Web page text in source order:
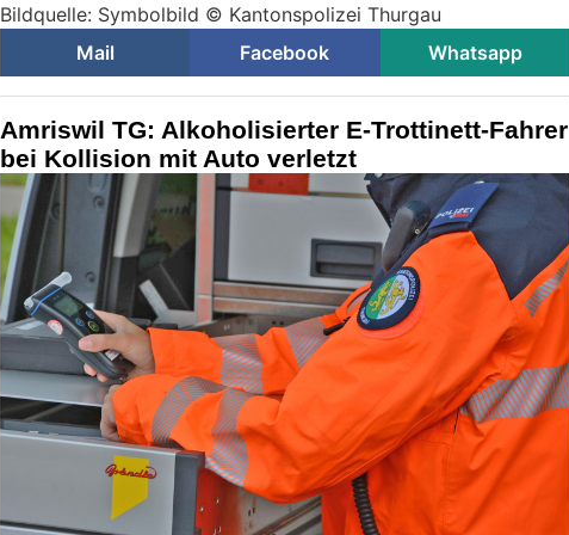
Bildquelle: Symbolbild © Kantonspolizei Thurgau
Mail
Facebook Whatsapp
Amriswil TG: Alkoholisierter E-Trottinett-Fahrer
bei Kollision mit Auto verletzt